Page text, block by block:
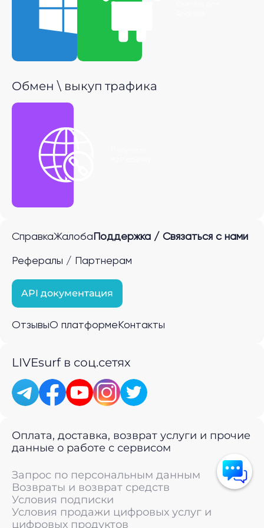
Скачать для
Обмен \ выкуп трафика
СправкаЖалоба Поддержка / Связаться с нами
Рефералы / Партнерам
API документация
ОтзывыО платформе Контакты
LIVEsurf в соц.сетях
Оплата, доставка, возврат услуги и прочие
данные о работе с сервисом
Запрос по персональным данным
Возвраты и возврат средств
Условия подписки
Условия продажи цифровых услуг и
цифровых продуктов